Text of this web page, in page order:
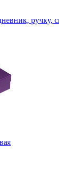
ручку,